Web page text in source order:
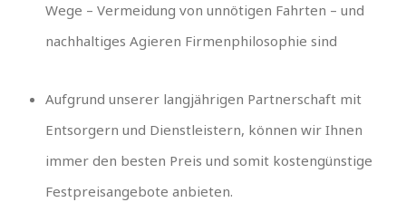
Wege – Vermeidung von unnötigen Fahrten – und
nachhaltiges Agieren Firmenphilosophie sind
Aufgrund unserer langjährigen Partnerschaft mit
Entsorgern und Dienstleistern, können wir Ihnen
immer den besten Preis und somit kostengünstige
Festpreisangebote anbieten.